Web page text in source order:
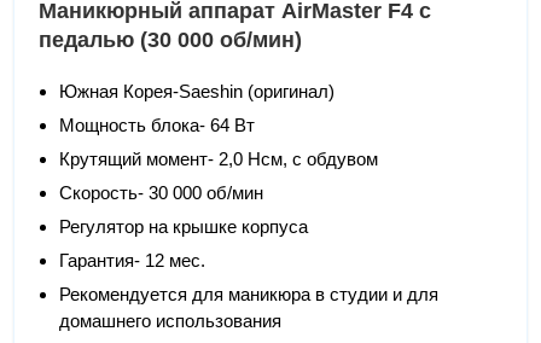
Маникюрный аппарат AirMaster F4 с
педалью (30 000 об/мин)
Южная Корея-Saeshin (оригинал)
Мощность блока- 64 Вт
Крутящий момент- 2,0 Нсм, с обдувом
Скорость- 30 000 об/мин
Регулятор на крышке корпуса
Гарантия- 12 мес.
Рекомендуется для маникюра в студии и для
домашнего использования